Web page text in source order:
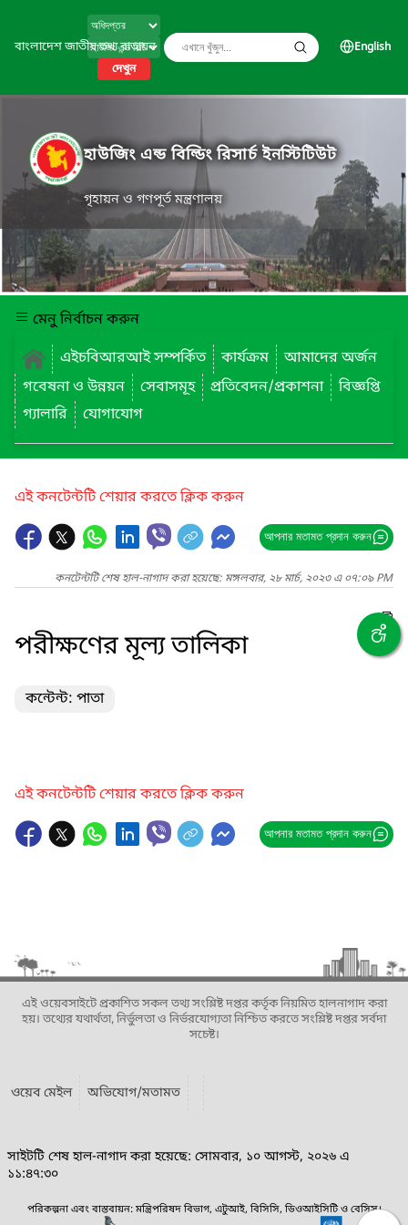
বাংলাদেশ জাতীয় তথ্য বাতায়ন
দেখুন
English
হাউজিং এন্ড বিল্ডিং রিসার্চ ইনস্টিটিউট
গৃহায়ন ও গণপূর্ত মন্ত্রণালয়
মেনু নির্বাচন করুন
এইচবিআরআই সম্পর্কিত
কার্যক্রম
আমাদের অর্জন
গবেষনা ও উন্নয়ন
সেবাসমূহ প্রতিবেদন/প্রকাশনা
বিজ্ঞপ্তি
গ্যালারি
যোগাযোগ
এই কনটেন্টটি শেয়ার করতে ক্লিক করুন
আপনার মতামত প্রদান করুন
কনটেন্টটি শেষ হাল-নাগাদ করা হয়েছে: মঙ্গলবার, ২৮ মার্চ, ২০২৩ এ ০৭:০৯ PM
পরীক্ষণের মূল্য তালিকা
কন্টেন্ট: পাতা
এই কনটেন্টটি শেয়ার করতে ক্লিক করুন
আপনার মতামত প্রদান করুন
এই ওয়েবসাইটে প্রকাশিত সকল তথ্য সংশ্লিষ্ট দপ্তর কর্তৃক নিয়মিত হালনাগাদ করা
হয়। তথ্যের যথার্থতা, নির্ভুলতা ও নির্ভরযোগ্যতা নিশ্চিত করতে সংশ্লিষ্ট দপ্তর সর্বদা
সচেষ্ট।
ওয়েব মেইল অভিযোগ/মতামত
সাইটটি শেষ হাল-নাগাদ করা হয়েছে: সোমবার, ১০ আগস্ট, ২০২৬ এ
১১:৪৭:৩০
পরিকল্পনা এবং বাস্তবায়ন: মন্ত্রিপরিষদ বিভাগ, এটুআই, বিসিসি, ডিওআইসিটি ও বেসিস।